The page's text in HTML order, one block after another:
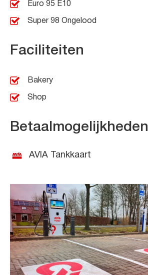
Euro 95 E10
Super 98 Ongelood
Faciliteiten
Bakery
Shop
Betaalmogelijkheden
AVIA Tankkaart